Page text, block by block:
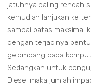
jatuhnya paling rendah
kemudian lanjukan ke
sampai batas maksimal
dengan terjadinya
gelombang pada
Sedangkan untuk
Diesel maka jumlah